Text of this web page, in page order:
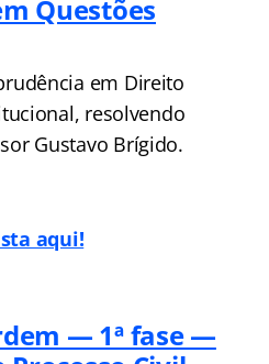
Questões
em Direito
resolvendo
Gustavo Brígido.
aqui!
— 1ª fase —